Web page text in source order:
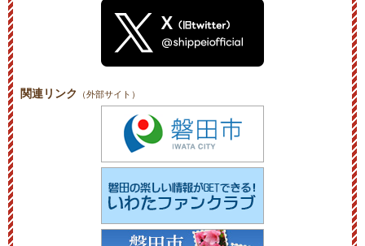
関連リンク （外部サイト）